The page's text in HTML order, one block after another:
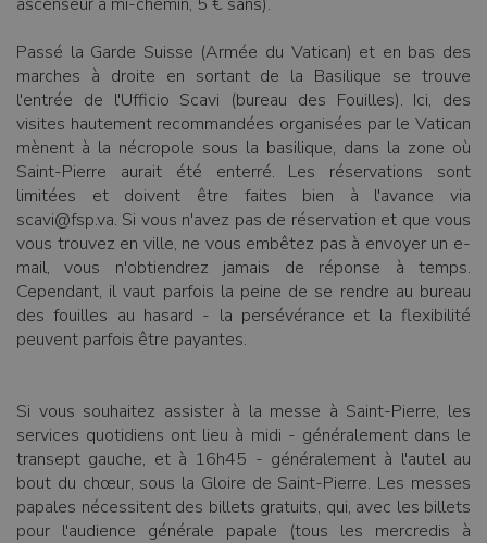
Passé la Garde Suisse (Armée du Vatican) et en bas des
marches à droite en sortant de la Basilique se trouve
l'entrée de l'Ufficio Scavi (bureau des Fouilles). Ici, des
visites hautement recommandées organisées par le Vatican
mènent à la nécropole sous la basilique, dans la zone où
Saint-Pierre aurait été enterré. Les réservations sont
limitées et doivent être faites bien à l'avance via
scavi@fsp.va. Si vous n'avez pas de réservation et que vous
vous trouvez en ville, ne vous embêtez pas à envoyer un e-
mail, vous n'obtiendrez jamais de réponse à temps.
Cependant, il vaut parfois la peine de se rendre au bureau
des fouilles au hasard - la persévérance et la flexibilité
peuvent parfois être payantes.
Si vous souhaitez assister à la messe à Saint-Pierre, les
services quotidiens ont lieu à midi - généralement dans le
transept gauche, et à 16h45 - généralement à l'autel au
bout du chœur, sous la Gloire de Saint-Pierre. Les messes
papales nécessitent des billets gratuits, qui, avec les billets
pour l'audience générale papale (tous les mercredis à